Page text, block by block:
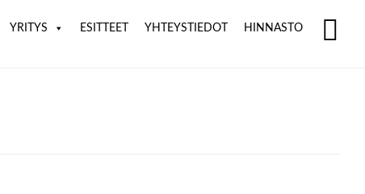
YRITYS ESITTEET YHTEYSTIEDOT HINNASTO